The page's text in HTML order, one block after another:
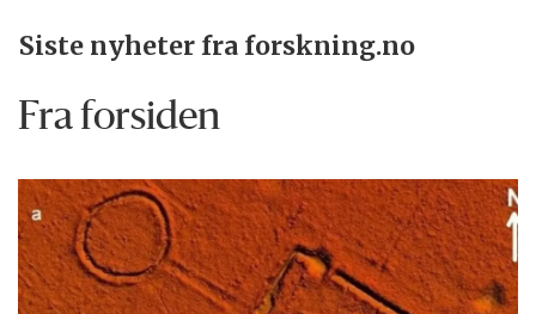
Siste nyheter fra forskning.no
Fra forsiden